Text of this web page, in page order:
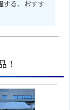
する、おすす
！